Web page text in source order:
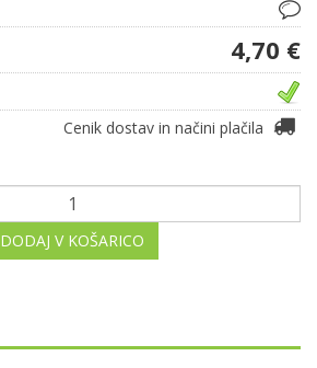
4,70 €
Cenik dostav in načini plačila
DODAJ V KOŠARICO